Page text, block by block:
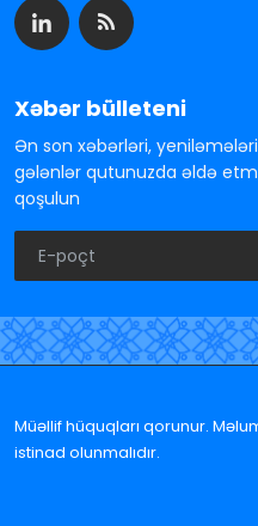
Xəbər bülleteni
Ən son xəbərləri,
gələnlər qutunuzda əldə
qoşulun
Müəllif hüquqları qorunur.
istinad olunmalıdır.